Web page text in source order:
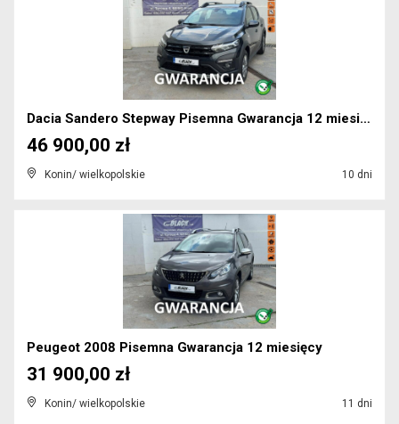
Dacia Sandero Stepway Pisemna Gwarancja 12 miesięc...
Konin/ wielkopolskie 10 dni
46 900,00 zł
Peugeot 2008 Pisemna Gwarancja 12 miesięcy
Konin/ wielkopolskie 11 dni
31 900,00 zł